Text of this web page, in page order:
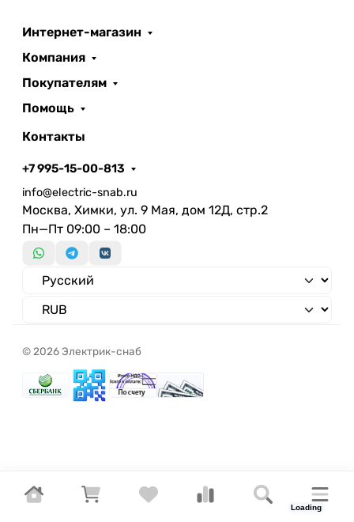
Интернет-магазин
Компания
Покупателям
Помощь
Контакты
+7 995-15-00-813
info@electric-snab.ru
Москва, Химки, ул. 9 Мая, дом 12Д, стр.2
Пн—Пт 09:00 – 18:00
© 2026 Электрик-снаб
Loading